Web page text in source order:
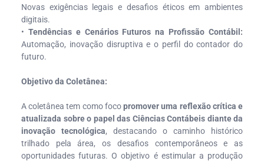
Novas exigências legais e desafios éticos em ambientes
digitais.
• Tendências e Cenários Futuros na Profissão Contábil:
Automação, inovação disruptiva e o perfil do contador do
futuro.
Objetivo da Coletânea:
A coletânea tem como focopromover uma reflexão crítica e
atualizada sobre o papel das Ciências Contábeis diante da
inovação tecnológica, destacando o caminho histórico
trilhado pela área, os desafios contemporâneos e as
oportunidades futuras. O objetivo é estimular a produção